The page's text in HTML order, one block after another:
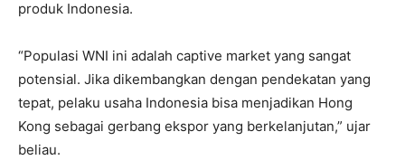
produk Indonesia.
“Populasi WNI ini adalah captive market yang sangat
potensial. Jika dikembangkan dengan pendekatan yang
tepat, pelaku usaha Indonesia bisa menjadikan Hong
Kong sebagai gerbang ekspor yang berkelanjutan,” ujar
beliau.